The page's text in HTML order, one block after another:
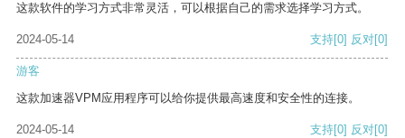
这款软件的学习方式非常灵活，可以根据自己的需求选择学习方式。
2024-05-14 支持[0] 反对[0]
游客
这款加速器VPM应用程序可以给你提供最高速度和安全性的连接。
2024-05-14 支持[0] 反对[0]